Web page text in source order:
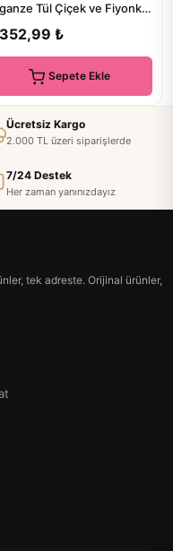
Tül Çiçek ve Fiyonk
₺
Sepete Ekle
Ücretsiz Kargo
2.000 TL üzeri siparişlerde
7/24 Destek
Her zaman yanınızdayız
tek adreste. Orijinal ürünler,